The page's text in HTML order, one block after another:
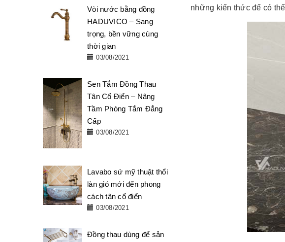
những kiến thức để có
Vòi nước bằng đồng
HADUVICO – Sang
trọng, bền vững cùng
thời gian
03/08/2021
Sen Tắm Đồng Thau
Tân Cổ Điển – Nâng
Tầm Phòng Tắm Đẳng
Cấp
03/08/2021
Lavabo sứ mỹ thuật thổi
làn gió mới đến phong
cách tân cổ điển
03/08/2021
Đồng thau dùng để sản